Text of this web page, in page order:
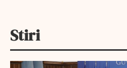
Stiri